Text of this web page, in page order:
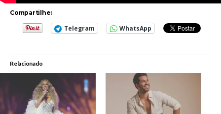
Compartilhe:
Telegram WhatsApp
Relacionado